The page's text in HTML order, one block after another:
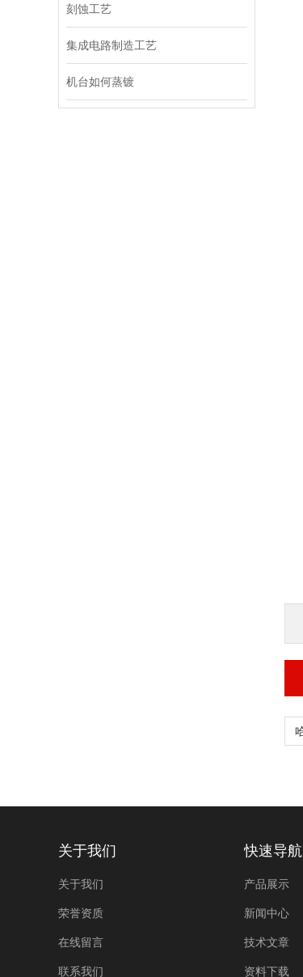
刻蚀工艺
集成电路制造工艺
机台如何蒸镀
关于我们
关于我们
荣誉资质
在线留言
联系我们
快速导航
产品展示
新闻中心
技术文章
资料下载